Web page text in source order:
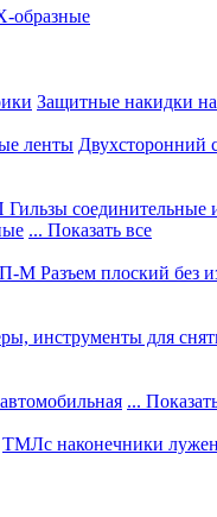
образные
Защитные накидки
ленты Двухсторонний
соединительные
... Показать все
М Разъем плоский без
инструменты для
...
ТМЛс наконечники